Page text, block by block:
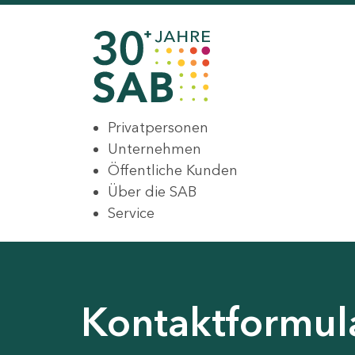
Privatpersonen
Unternehmen
Öffentliche Kunden
Über die SAB
Service